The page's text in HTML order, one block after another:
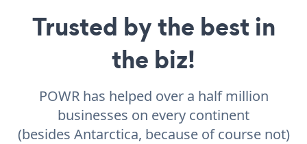
Trusted by the best in
the biz!
POWR has helped over a half million
businesses on every continent
(besides Antarctica, because of course not)